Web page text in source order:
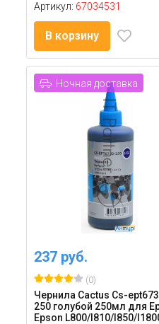
Артикул: 67034531
В корзину
Ночная доставка
237 руб.
(0)
Чернила Cactus Cs-
250 голубой 250мл для
Epson L800/l810/l850/